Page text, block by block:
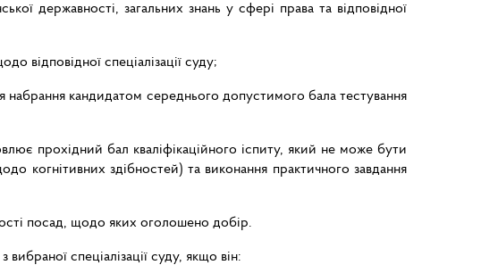
державності, загальних знань у сфері права та відповідної
відповідної спеціалізації суду;
кандидатом середнього допустимого бала тестування
прохідний бал кваліфікаційного іспиту, який не може бути
когнітивних здібностей) та виконання практичного завдання
посад, щодо яких оголошено добір.
спеціалізації суду, якщо він: